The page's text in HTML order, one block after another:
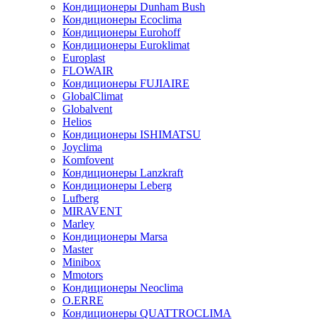
Кондиционеры Dunham Bush
Кондиционеры Ecoclima
Кондиционеры Eurohoff
Кондиционеры Euroklimat
Europlast
FLOWAIR
Кондиционеры FUJIAIRE
GlobalClimat
Globalvent
Helios
Кондиционеры ISHIMATSU
Joyclima
Komfovent
Кондиционеры Lanzkraft
Кондиционеры Leberg
Lufberg
MIRAVENT
Marley
Кондиционеры Marsa
Master
Minibox
Mmotors
Кондиционеры Neoclima
O.ERRE
Кондиционеры QUATTROCLIMA